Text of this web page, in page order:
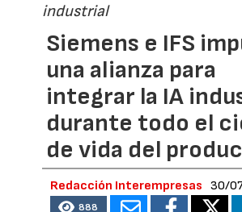
industrial
Siemens e IFS
una alianza para
integrar la IA
durante todo el
de vida del
Redacción Interempresas 30/
888